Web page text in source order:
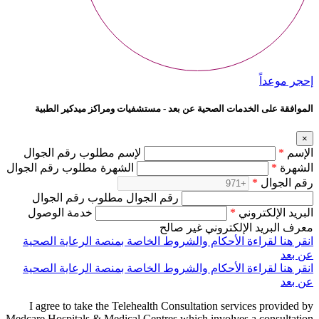
إحجر موعداً
الموافقة على الخدمات الصحية عن بعد - مستشفيات ومراكز ميدكير الطبية
×
الإسم *
لإسم مطلوب رقم الجوال
الشهرة *
الشهرة مطلوب رقم الجوال
رقم الجوال *
رقم الجوال مطلوب رقم الجوال
البريد الإلكتروني *
خدمة الوصول
معرف البريد الإلكتروني غير صالح
انقر هنا لقراءة الأحكام والشروط الخاصة بمنصة الرعاية الصحية
عن بعد
انقر هنا لقراءة الأحكام والشروط الخاصة بمنصة الرعاية الصحية
عن بعد
I agree to take the Telehealth Consultation services provided by